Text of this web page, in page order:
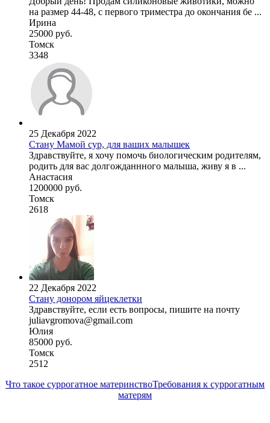
на размер 44-48, с первого триместра до окончания бе ...
Ирина
25000 руб.
Томск
3348
25 Декабря 2022
Стану Мамой сур, для ваших малышек
Здравствуйте, я хочу помочь биологическим родителям,
родить для вас долгожданнного малыша, живу я в ...
Анастасия
1200000 руб.
Томск
2618
22 Декабря 2022
Стану донором яйцеклетки
Здравствуйте, если есть вопросы, пишите на почту
juliavgromova@gmail.com
Юлия
85000 руб.
Томск
2512
Что такое суррогатное материнствоТребования к суррогатным
матерям